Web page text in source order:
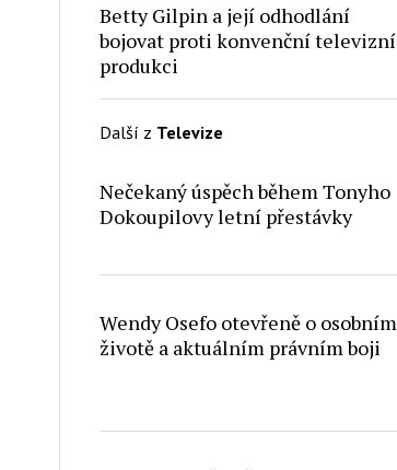
Betty Gilpin a její odhodlání
bojovat proti konvenční televizní
produkci
Další z Televize
Nečekaný úspěch během Tonyho
Dokoupilovy letní přestávky
Wendy Osefo otevřeně o osobním
životě a aktuálním právním boji